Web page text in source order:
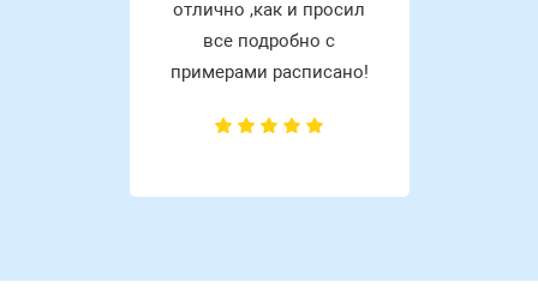
отлично ,как и просил
все подробно с
примерами расписано!